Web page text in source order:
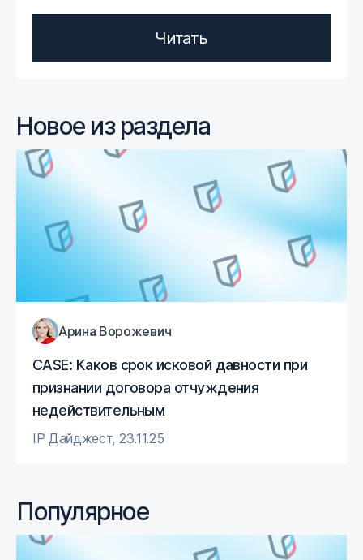
Читать
Новое из раздела
CASE: Каков срок исковой давности при
признании договора отчуждения
недействительным
Арина Ворожевич
IP Дайджест, 23.11.25
Популярное